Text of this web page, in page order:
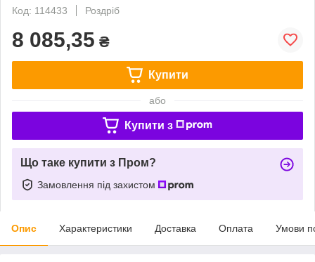
Код: 114433
Роздріб
8 085,35 ₴
Купити
або
Купити з
Що таке купити з Пром?
Замовлення під захистом
Опис Характеристики Доставка Оплата Умови